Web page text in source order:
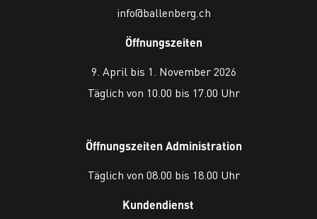
info@ballenberg.ch
Öffnungszeiten
9. April bis 1. November 2026
Täglich von 10.00 bis 17.00 Uhr
Öffnungszeiten Administration
Täglich von 08.00 bis 18.00 Uhr
Kundendienst